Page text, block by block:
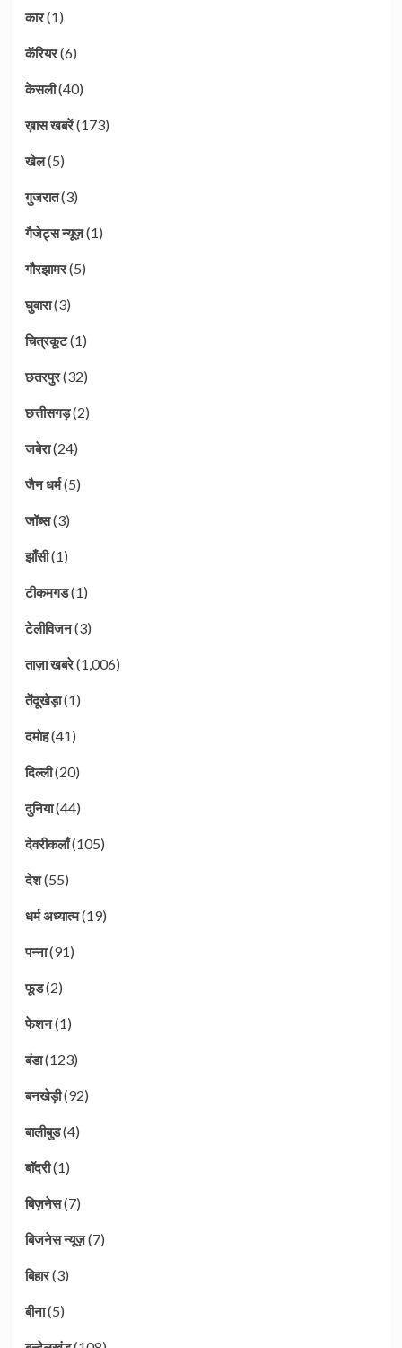
कार(1)
कॅरियर(6)
केसली(40)
ख़ास खबरें(173)
खेल(5)
गुजरात(3)
गैजेट्स न्यूज़(1)
गौरझामर(5)
घुवारा(3)
चित्रकूट(1)
छतरपुर(32)
छत्तीसगड़(2)
जबेरा(24)
जैन धर्म(5)
जॉब्स(3)
झाँसी(1)
टीकमगड(1)
टेलीविजन(3)
ताज़ा खबरे(1,006)
तेंदूखेड़ा(1)
दमोह(41)
दिल्ली(20)
दुनिया(44)
देवरीकलाँ(105)
देश(55)
धर्म अध्यात्म(19)
पन्ना(91)
फूड(2)
फेशन(1)
बंडा(123)
बनखेड़ी(92)
बालीबुड(4)
बाॅदरी(1)
बिज़नेस(7)
बिजनेस न्यूज़(7)
बिहार(3)
बीना(5)